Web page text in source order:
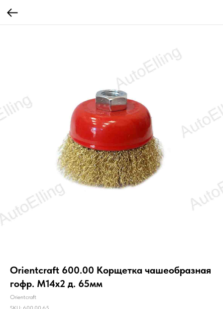
Orientcraft 600.00 Корщетка чашеобразная
гофр. М14х2 д. 65мм
Orientcraft